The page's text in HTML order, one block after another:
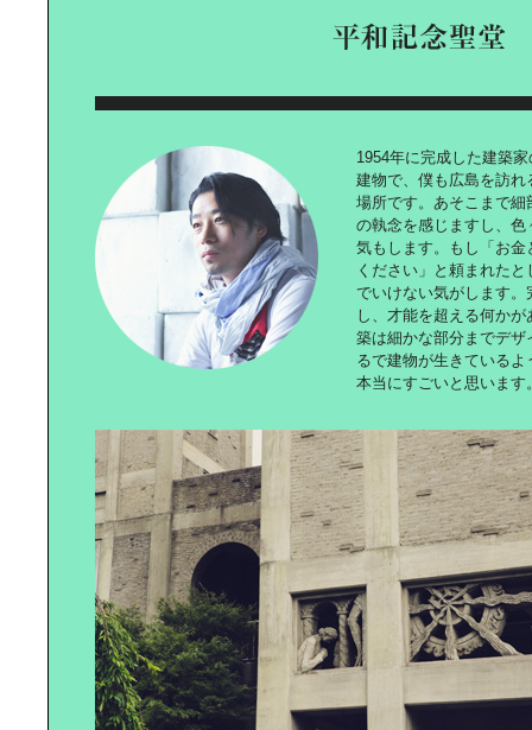
1954年に完成した建築
建物で、僕も広島を訪
場所です。あそこまで
の執念を感じますし、
気もします。もし「お
ください」と頼まれた
でいけない気がします
し、才能を超える何か
築は細かな部分までデ
るで建物が生きている
本当にすごいと思います
「おウチ」ライフを愉しむ、｜リラ
休日散歩～茗荷谷～